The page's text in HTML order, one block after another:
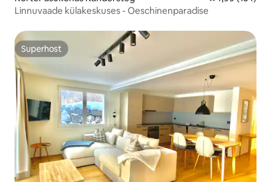
Linnuvaade külakeskuses - Oeschinenparadise
Superhost
Superhost